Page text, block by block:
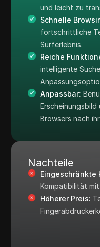
und leicht zu
Schnelle
fortschrittliche
Surferlebnis.
Reiche
intelligente
Anpassbar:
Browsers nach
Nachteile
Eingeschränkte
Kompatibilität
Höherer Preis: